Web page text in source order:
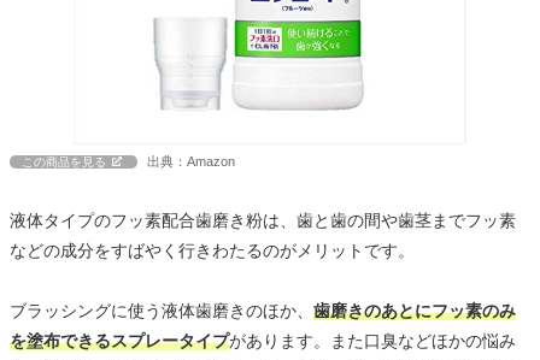
この商品を見る 出典：Amazon
液体タイプのフッ素配合歯磨き粉は、歯と歯の間や歯茎までフッ素
などの成分をすばやく行きわたるのがメリットです。
ブラッシングに使う液体歯磨きのほか、 歯磨きのあとにフッ素のみ
を塗布できるスプレータイプがあります。また口臭などほかの悩み